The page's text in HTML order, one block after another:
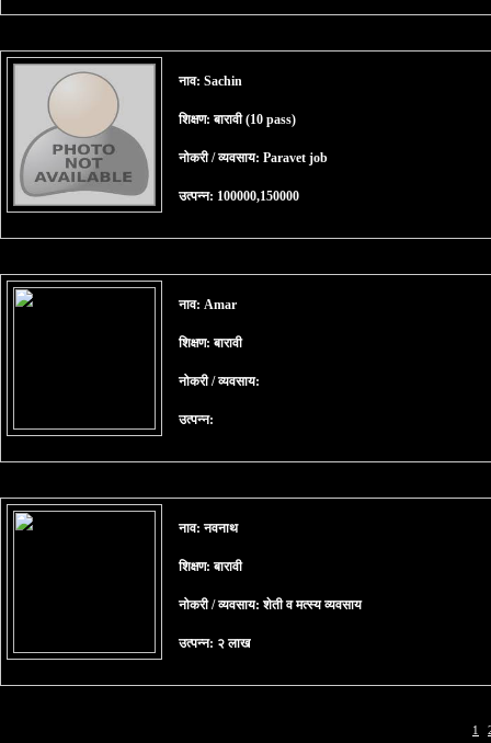
नाव: Sachin
शिक्षण: बारावी (10 pass)
नोकरी / व्यवसाय: Paravet job
उत्पन्न: 100000,150000
नाव: Amar
शिक्षण: बारावी
नोकरी / व्यवसाय:
उत्पन्न:
नाव: नवनाथ
शिक्षण: बारावी
नोकरी / व्यवसाय: शेती व मत्स्य व्यवसाय
उत्पन्न: २ लाख
1